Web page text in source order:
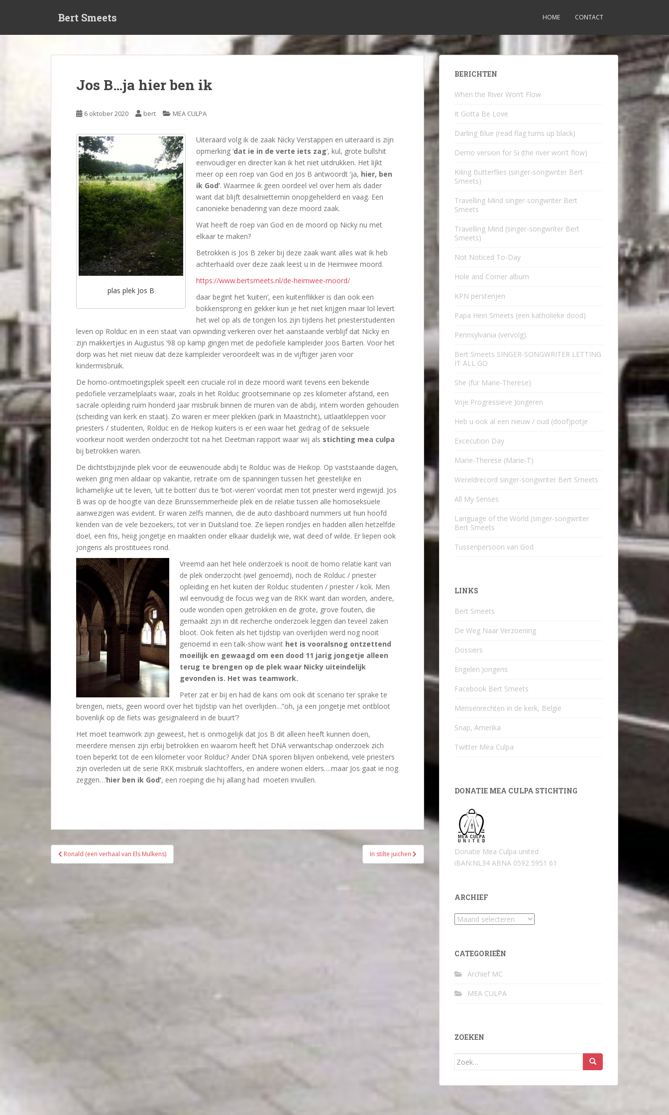
t
e
Bert Smeets HOME CONTACT
Jos B…ja hier ben ik
6 oktober 2020 bert MEA CULPA
plas plek Jos B
Uiteraard volg ik de zaak Nicky Verstappen en uiteraard is zijn
opmerking ‘dat ie in de verte iets zag‘, kul, grote bullshit
eenvoudiger en directer kan ik het niet uitdrukken. Het lijkt
meer op een roep van God en Jos B antwoordt ‘ja, hier, ben
ik God’. Waarmee ik geen oordeel vel over hem als dader
want dat blijft desalniettemin onopgehelderd en vaag. Een
canonieke benadering van deze moord zaak.
Wat heeft de roep van God en de moord op Nicky nu met
elkaar te maken?
Betrokken is Jos B zeker bij deze zaak want alles wat ik heb
achterhaald over deze zaak leest u in de Heimwee moord.
https://www.bertsmeets.nl/de-heimwee-moord/
daar begint het ‘kuiten’, een kuitenflikker is dan ook een
bokkensprong en gekker kun je het niet krijgen maar lol levert
het wel op als de tongen los zijn tijdens het priesterstudenten
leven op Rolduc en in een staat van opwinding verkeren over het aanstaande verblijf dat Nicky en
zijn makkertjes in Augustus ’98 op kamp gingen met de pedofiele kampleider Joos Barten. Voor het
dorp was het niet nieuw dat deze kampleider veroordeelt was in de vijftiger jaren voor
kindermisbruik.
De homo-ontmoetingsplek speelt een cruciale rol in deze moord want tevens een bekende
pedofiele verzamelplaats waar, zoals in het Rolduc grootseminarie op zes kilometer afstand, een
sacrale opleiding ruim honderd jaar misbruik binnen de muren van de abdij, intern worden gehouden
(scheiding van kerk en staat). Zo waren er meer plekken (park in Maastricht), uitlaatkleppen voor
priesters / studenten, Rolduc en de Heikop kuiters is er een waar het gedrag of de seksuele
voorkeur nooit werden onderzocht tot na het Deetman rapport waar wij als stichting mea culpa
bij betrokken waren.
De dichtstbijzijnde plek voor de eeuwenoude abdij te Rolduc was de Heikop. Op vaststaande dagen,
weken ging men aldaar op vakantie, retraite om de spanningen tussen het geestelijke en
lichamelijke uit te leven, ‘uit te botten’ dus te ‘bot-vieren’ voordat men tot priester werd ingewijd. Jos
B was op de hoogte van deze Brunssemmerheide plek en de relatie tussen alle homoseksuele
aanwezigen was evident. Er waren zelfs mannen, die de auto dashboard nummers uit hun hoofd
kenden van de vele bezoekers, tot ver in Duitsland toe. Ze liepen rondjes en hadden allen hetzelfde
doel, een fris, heiig jongetje en maakten onder elkaar duidelijk wie, wat deed of wilde. Er liepen ook
jongens als prostituees rond.
Vreemd aan het hele onderzoek is nooit de homo relatie kant van
de plek onderzocht (wel genoemd), noch de Rolduc / priester
opleiding en het kuiten der Rolduc studenten / priester / kok. Men
wil eenvoudig de focus weg van de RKK want dan worden, andere,
oude wonden open getrokken en de grote, grove fouten, die
gemaakt zijn in dit recherche onderzoek leggen dan teveel zaken
bloot. Ook feiten als het tijdstip van overlijden werd nog nooit
genoemd in een talk-show want het is vooralsnog ontzettend
moeilijk en gewaagd om een dood 11 jarig jongetje alleen
terug te brengen op de plek waar Nicky uiteindelijk
gevonden is. Het was teamwork.
Peter zat er bij en had de kans om ook dit scenario ter sprake te
brengen, niets, geen woord over het tijdstip van het overlijden…”oh, ja een jongetje met ontbloot
bovenlijk op de fiets was gesignaleerd in de buurt’?
Het moet teamwork zijn geweest, het is onmogelijk dat Jos B dit alleen heeft kunnen doen,
meerdere mensen zijn erbij betrokken en waarom heeft het DNA verwantschap onderzoek zich
toen beperkt tot de een kilometer voor Rolduc? Ander DNA sporen blijven onbekend, vele priesters
zijn overleden uit de serie RKK misbruik slachtoffers, en andere wonen elders….maar Jos gaat ie nog
zeggen…’hier ben ik God’, een roeping die hij allang had moeten invullen.
Bericht
navigatie
Ronald (een verhaal van Els Mulkens) In stilte juichen
BERICHTEN
When the River Won’t Flow
It Gotta Be Love
Darling Blue (read flag turns up black)
Demo version for Si (the river won’t flow)
Kiling Butterflies (singer-songwriter Bert
Smeets)
Travelling Mind singer-songwriter Bert
Smeets
Travelling Mind (singer-songwriter Bert
Smeets)
Not Noticed To-Day
Hole and Corner album
KPN persterijen
Papa Hein Smeets (een katholieke dood)
Pennsylvania (vervolg)
Bert Smeets SINGER-SONGWRITER LETTING
IT ALL GO
She (für Marie-Therese)
Vrije Progressieve Jongeren
Heb u ook al een nieuw / oud (doof)potje
Excecution Day
Marie-Therese (Marie-T)
Wereldrecord singer-songwriter Bert Smeets
All My Senses
Language of the World (singer-songwriter
Bert Smeets
Tussenpersoon van God
LINKS
Bert Smeets
De Weg Naar Verzoening
Dossiers
Engelen Jongens
Facebook Bert Smeets
Mensenrechten in de kerk, België
Snap, Amerika
Twitter Mea Culpa
DONATIE MEA CULPA STICHTING
Donatie Mea Culpa united
iBAN:NL34 ABNA 0592 5951 61
ARCHIEF
Archief
CATEGORIEËN
Archief MC
MEA CULPA
ZOEKEN
Zoek